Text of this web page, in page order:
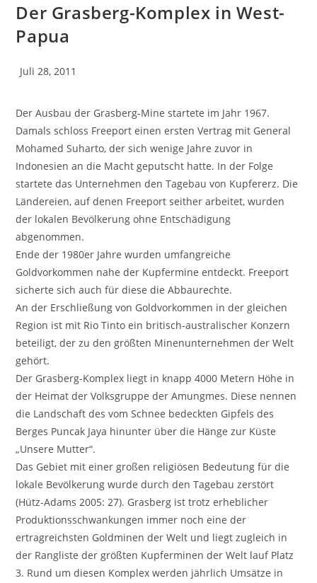
Der Grasberg-Komplex in West-
Papua
Juli 28, 2011
Der Ausbau der Grasberg-Mine startete im Jahr 1967.
Damals schloss Freeport einen ersten Vertrag mit General
Mohamed Suharto, der sich wenige Jahre zuvor in
Indonesien an die Macht geputscht hatte. In der Folge
startete das Unternehmen den Tagebau von Kupfererz. Die
Ländereien, auf denen Freeport seither arbeitet, wurden
der lokalen Bevölkerung ohne Entschädigung
abgenommen.
Ende der 1980er Jahre wurden umfangreiche
Goldvorkommen nahe der Kupfermine entdeckt. Freeport
sicherte sich auch für diese die Abbaurechte.
An der Erschließung von Goldvorkommen in der gleichen
Region ist mit Rio Tinto ein britisch-australischer Konzern
beteiligt, der zu den größten Minenunternehmen der Welt
gehört.
Der Grasberg-Komplex liegt in knapp 4000 Metern Höhe in
der Heimat der Volksgruppe der Amungmes. Diese nennen
die Landschaft des vom Schnee bedeckten Gipfels des
Berges Puncak Jaya hinunter über die Hänge zur Küste
„Unsere Mutter“.
Das Gebiet mit einer großen religiösen Bedeutung für die
lokale Bevölkerung wurde durch den Tagebau zerstört
(Hütz-Adams 2005: 27). Grasberg ist trotz erheblicher
Produktionsschwankungen immer noch eine der
ertragreichsten Goldminen der Welt und liegt zugleich in
der Rangliste der größten Kupferminen der Welt lauf Platz
3. Rund um diesen Komplex werden jährlich Umsätze in